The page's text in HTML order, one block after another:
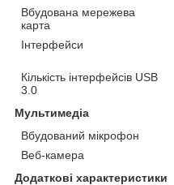
Вбудована мережева
карта
Інтерфейси
Кількість інтерфейсів USB
3.0
Мультимедіа
Вбудований мікрофон
Веб-камера
Додаткові характеристики